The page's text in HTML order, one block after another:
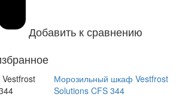
Добавить к сравнению
Морозильный шкаф Vestfrost
Solutions CFS 344